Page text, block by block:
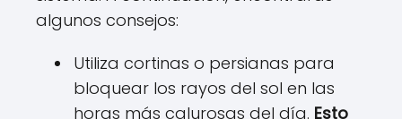
algunos consejos:
Utiliza cortinas o persianas para
bloquear los rayos del sol en las
horas más calurosas del día. Esto